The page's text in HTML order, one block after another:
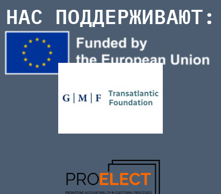
НАС ПОДДЕРЖИВАЮТ: